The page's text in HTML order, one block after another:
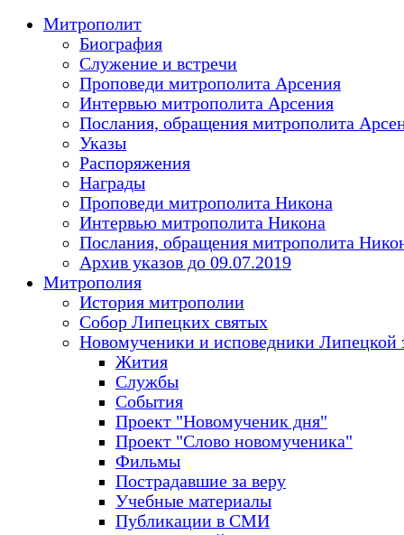
Митрополит
Биография
Служение и встречи
Проповеди митрополита Арсения
Интервью митрополита Арсения
Послания, обращения митрополита
Указы
Распоряжения
Награды
Проповеди митрополита Никона
Интервью митрополита Никона
Послания, обращения митрополита
Архив указов до 09.07.2019
Митрополия
История митрополии
Собор Липецких святых
Новомученики и исповедники Липецкой
Жития
Службы
События
Проект "Новомученик дня"
Проект "Слово новомученика"
Фильмы
Пострадавшие за веру
Учебные материалы
Публикации в СМИ